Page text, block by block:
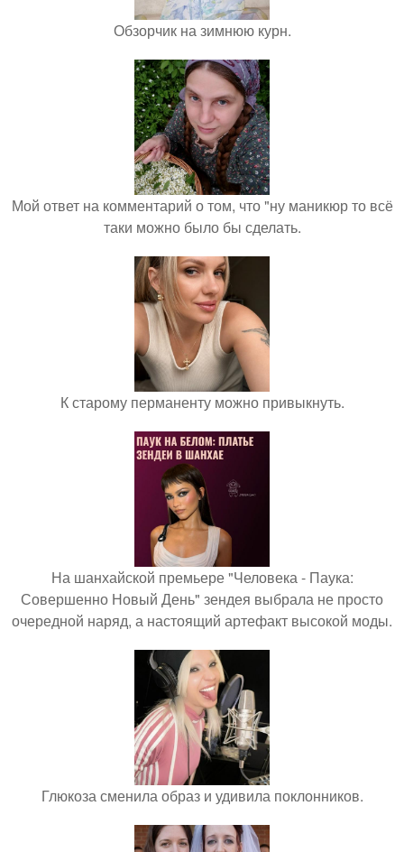
Обзорчик на зимнюю курн.
Мой ответ на комментарий о том, что "ну маникюр то всё
таки можно было бы сделать.
К старому перманенту можно привыкнуть.
На шанхайской премьере "Человека - Паука:
Совершенно Новый День" зендея выбрала не просто
очередной наряд, а настоящий артефакт высокой моды.
Глюкоза сменила образ и удивила поклонников.